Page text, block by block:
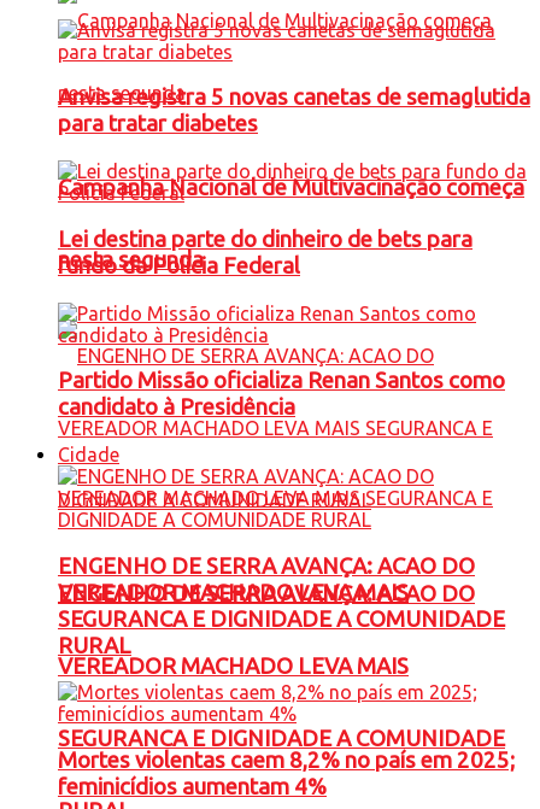
Campanha Nacional de Multivacinação começa
nesta segunda
ENGENHO DE SERRA AVANÇA: ACAO DO
VEREADOR MACHADO LEVA MAIS
SEGURANCA E DIGNIDADE A COMUNIDADE
Anvisa registra 5 novas canetas de semaglutida
para tratar diabetes
Lei destina parte do dinheiro de bets para
fundo da Polícia Federal
Partido Missão oficializa Renan Santos como
candidato à Presidência
Cidade
ENGENHO DE SERRA AVANÇA: ACAO DO
VEREADOR MACHADO LEVA MAIS
SEGURANCA E DIGNIDADE A COMUNIDADE
RURAL
Mortes violentas caem 8,2% no país em 2025;
feminicídios aumentam 4%